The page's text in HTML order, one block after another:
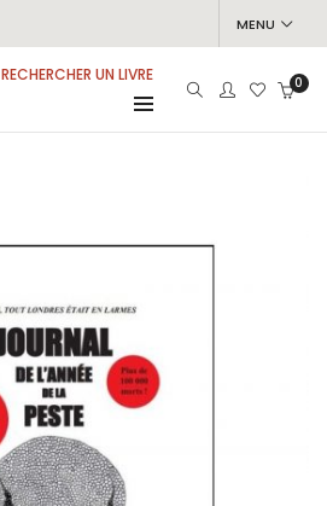
MENU
RECHERCHER UN LIVRE 0